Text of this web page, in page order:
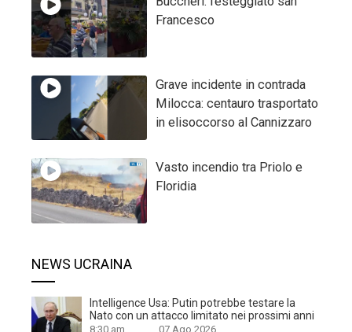
Francesco
Grave incidente in contrada
Milocca: centauro trasportato
in elisoccorso al Cannizzaro
Vasto incendio tra Priolo e
Floridia
NEWS UCRAINA
Intelligence Usa: Putin potrebbe testare la
Nato con un attacco limitato nei prossimi anni
8:30 am 07 Ago 2026